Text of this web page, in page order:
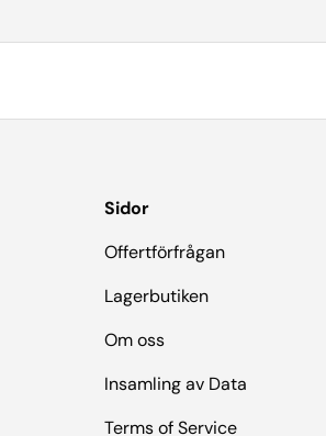
Sidor
Offertförfrågan
Lagerbutiken
Om oss
Insamling av Data
Terms of Service